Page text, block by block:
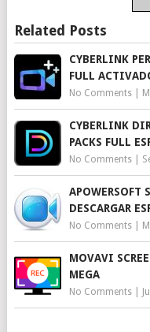
Related Posts
CYBERLINK
FULL
No Comments|
CYBERLINK
PACKS FULL
No Comments|
APOWERSOFT
DESCARGAR
No Comments|
MOVAVI
MEGA
No Comments|